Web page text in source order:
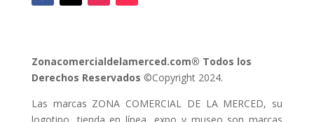
Zonacomercialdelamerced.com® Todos los
Derechos Reservados ©Copyright 2024.
Las marcas ZONA COMERCIAL DE LA MERCED, su